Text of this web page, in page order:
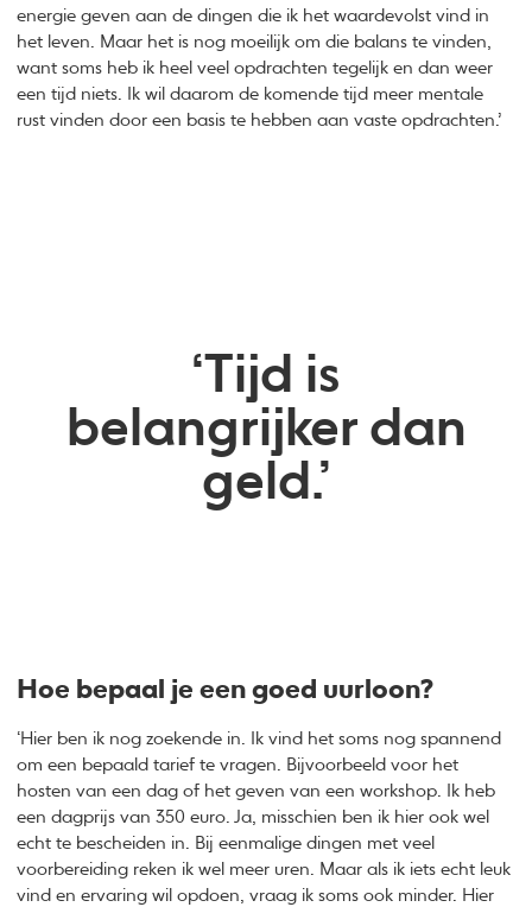
energie geven aan de dingen die ik het waardevolst vind in
het leven. Maar het is nog moeilijk om die balans te vinden,
want soms heb ik heel veel opdrachten tegelijk en dan weer
een tijd niets. Ik wil daarom de komende tijd meer mentale
rust vinden door een basis te hebben aan vaste opdrachten.’
‘Tijd is
belangrijker dan
geld.’
Hoe bepaal je een goed uurloon?
‘Hier ben ik nog zoekende in. Ik vind het soms nog spannend
om een bepaald tarief te vragen. Bijvoorbeeld voor het
hosten van een dag of het geven van een workshop. Ik heb
een dagprijs van 350 euro. Ja, misschien ben ik hier ook wel
echt te bescheiden in. Bij eenmalige dingen met veel
voorbereiding reken ik wel meer uren. Maar als ik iets echt leuk
vind en ervaring wil opdoen, vraag ik soms ook minder. Hier